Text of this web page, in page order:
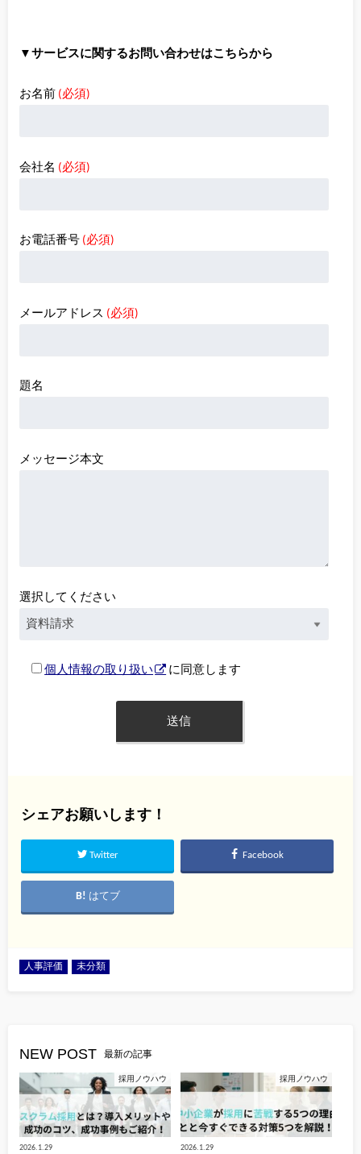
▼サービスに関するお問い合わせはこちらから
お名前 (必須)
会社名 (必須)
お電話番号 (必須)
メールアドレス (必須)
題名
メッセージ本文
選択してください
個人情報の取り扱い に同意します
シェアお願いします！
Twitter Facebook
はてブ
人事評価 未分類
NEW POST 最新の記事
採用ノウハウ
2026.1.29
採用ノウハウ
2026.1.29